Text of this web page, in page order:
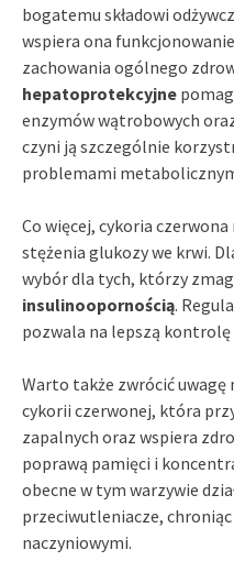
bogatemu składowi
wspiera ona
zachowania ogólnego
hepatoprotekcyjne
enzymów wątrobowych
czyni ją szczególnie
problemami
Co więcej, cykoria
stężenia glukozy we krwi.
wybór dla tych, którzy
insulinoopornością.
pozwala na lepszą
Warto także zwrócić uwagę
cykorii czerwonej, która
zapalnych oraz wspiera
poprawą pamięci i
obecne w tym warzywie
przeciwutleniacze,
naczyniowymi.